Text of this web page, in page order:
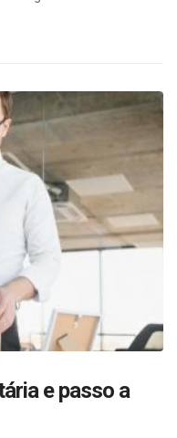
e passo a